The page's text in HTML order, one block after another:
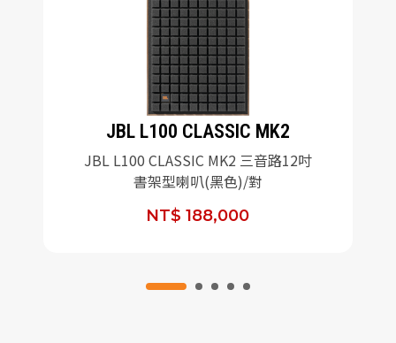
JBL L100 CLASSIC MK2
JBL L100 CLASSIC MK2 三音路12吋
書架型喇叭(黑色)/對
NT$ 188,000